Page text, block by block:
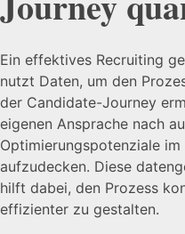
Ein effektives Recruiting
nutzt Daten, um den
der Candidate-Journey
eigenen Ansprache nach
Optimierungspotenziale
aufzudecken. Diese
hilft dabei, den Prozess
effizienter zu gestalten.